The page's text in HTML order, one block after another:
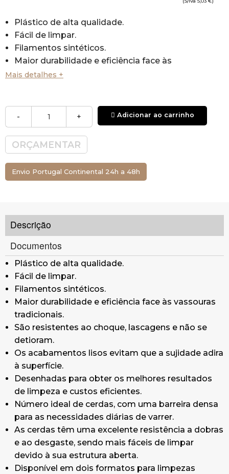
Plástico de alta qualidade.
Fácil de limpar.
Filamentos sintéticos.
Maior durabilidade e eficiência face às
vassouras tradicionais.
Os acabamentos lisos evitam que a sujidade
adira à superfície.
Desenhadas para obter os melhores resultados
de limpeza e custos eficientes.
Número ideal de cerdas, com uma barreira
densa para as necessidades diárias de varrer.
limpar devido à sua estrutura aberta.
Disponível em dois formatos para limpezas
das cerdas.
Vassoura de pelo rijo.
Uso em exteriores ou em aplicações a
molhado.
Funciona com cabo de rosca 2cm diâmetro.
Comprimento: 30cm
Mais detalhes +
- + Adicionar ao carrinho
ORÇAMENTAR
Envio Portugal Continental 24h a 48h
Descrição
Documentos
Plástico de alta qualidade.
Fácil de limpar.
Filamentos sintéticos.
Maior durabilidade e eficiência face às vassouras
tradicionais.
São resistentes ao choque, lascagens e não se
detioram.
Os acabamentos lisos evitam que a sujidade adira
à superfície.
Desenhadas para obter os melhores resultados
de limpeza e custos eficientes.
Número ideal de cerdas, com uma barreira densa
para as necessidades diárias de varrer.
As cerdas têm uma excelente resistência a dobras
e ao desgaste, sendo mais fáceis de limpar
devido à sua estrutura aberta.
Disponível em dois formatos para limpezas